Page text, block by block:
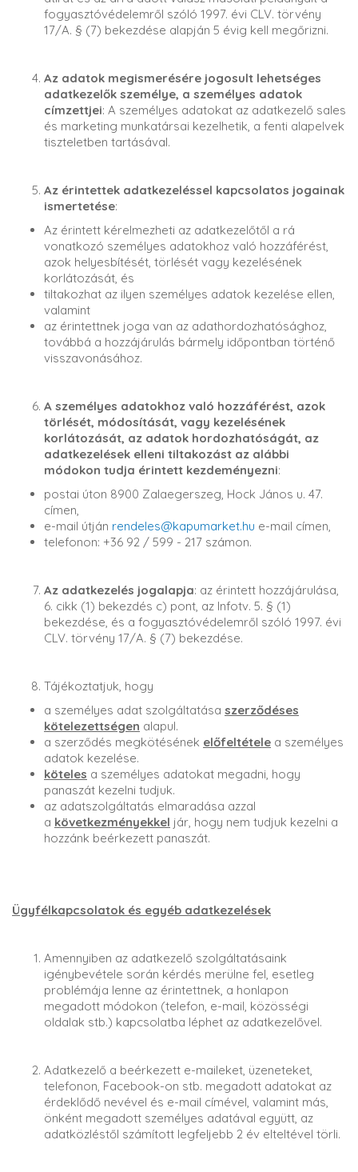
fogyasztóvédelemről szóló 1997. évi CLV. törvény
17/A. § (7) bekezdése alapján 5 évig kell megőrizni.
Az adatok megismerésére jogosult lehetséges
adatkezelők személye, a személyes adatok
címzettjei: A személyes adatokat az adatkezelő sales
és marketing munkatársai kezelhetik, a fenti alapelvek
tiszteletben tartásával.
Az érintettek adatkezeléssel kapcsolatos jogainak
ismertetése:
Az érintett kérelmezheti az adatkezelőtől a rá
vonatkozó személyes adatokhoz való hozzáférést,
azok helyesbítését, törlését vagy kezelésének
korlátozását, és
tiltakozhat az ilyen személyes adatok kezelése ellen,
valamint
az érintettnek joga van az adathordozhatósághoz,
továbbá a hozzájárulás bármely időpontban történő
visszavonásához.
A személyes adatokhoz való hozzáférést, azok
törlését, módosítását, vagy kezelésének
korlátozását, az adatok hordozhatóságát, az
adatkezelések elleni tiltakozást az alábbi
módokon tudja érintett kezdeményezni:
postai úton 8900 Zalaegerszeg, Hock János u. 47.
címen,
e-mail útján rendeles@kapumarket.hu e-mail címen,
telefonon: +36 92 / 599 - 217 számon.
Az adatkezelés jogalapja: az érintett hozzájárulása,
6. cikk (1) bekezdés c) pont, az Infotv. 5. § (1)
bekezdése, és a fogyasztóvédelemről szóló 1997. évi
CLV. törvény 17/A. § (7) bekezdése.
Tájékoztatjuk, hogy
a személyes adat szolgáltatása szerződéses
kötelezettségen alapul.
a szerződés megkötésének előfeltétele a személyes
adatok kezelése.
köteles a személyes adatokat megadni, hogy
panaszát kezelni tudjuk.
az adatszolgáltatás elmaradása azzal
a következményekkel jár, hogy nem tudjuk kezelni a
hozzánk beérkezett panaszát.
Ügyfélkapcsolatok és egyéb adatkezelések
Amennyiben az adatkezelő szolgáltatásaink
igénybevétele során kérdés merülne fel, esetleg
problémája lenne az érintettnek, a honlapon
megadott módokon (telefon, e-mail, közösségi
oldalak stb.) kapcsolatba léphet az adatkezelővel.
Adatkezelő a beérkezett e-maileket, üzeneteket,
telefonon, Facebook-on stb. megadott adatokat az
érdeklődő nevével és e-mail címével, valamint más,
önként megadott személyes adatával együtt, az
adatközléstől számított legfeljebb 2 év elteltével törli.